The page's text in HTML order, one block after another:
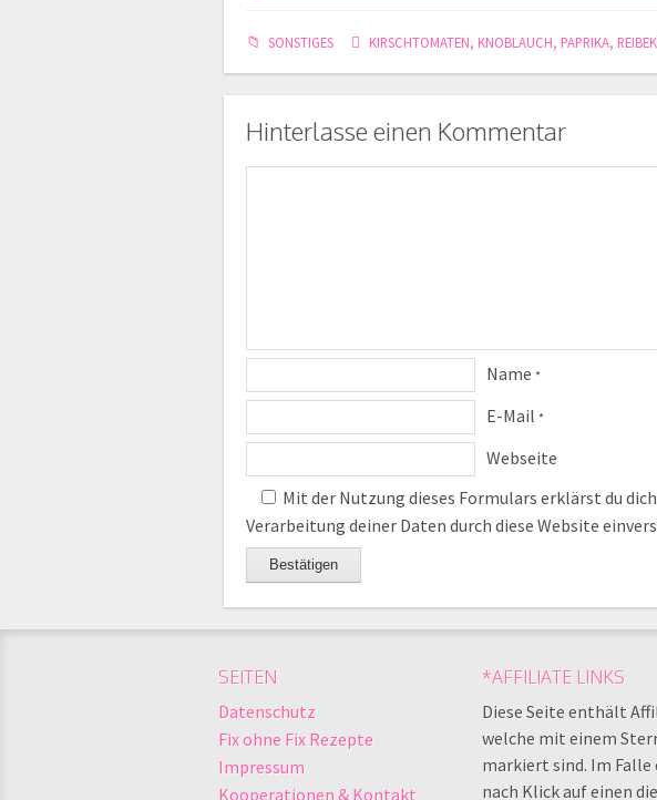
SONSTIGES KIRSCHTOMATEN, KNOBLAUCH, PAPRIKA,
Hinterlasse einen Kommentar
Name *
E-Mail *
Webseite
Mit der Nutzung dieses Formulars erklärst du
Verarbeitung deiner Daten durch diese Website
SEITEN
Datenschutz
Fix ohne Fix Rezepte
Impressum
Kooperationen & Kontakt
*AFFILIATE LINKS
Diese Seite enthält
welche mit einem
markiert sind. Im Falle
nach Klick auf einen